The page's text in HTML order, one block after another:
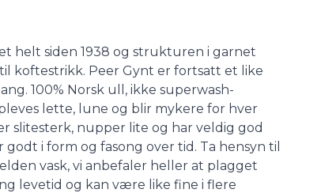
helt siden 1938 og strukturen i garnet
koftestrikk. Peer Gynt er fortsatt et like
100% Norsk ull, ikke superwash-
lette, lune og blir mykere for hver
slitesterk, nupper lite og har veldig god
i form og fasong over tid. Ta hensyn til
vask, vi anbefaler heller at plagget
levetid og kan være like fine i flere